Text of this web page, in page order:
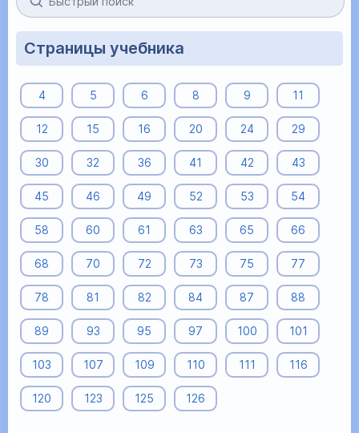
Страницы учебника
4 5 6 8 9 11
12 15 16 20 24 29
30 32 36 41 42 43
45 46 49 52 53 54
58 60 61 63 65 66
68 70 72 73 75 77
78 81 82 84 87 88
89 93 95 97 100 101
103 107 109 110 111 116
120 123 125 126